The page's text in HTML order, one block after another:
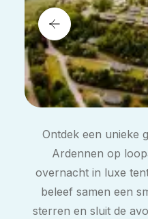
Ontdek een unieke
Ardennen op
overnacht in luxe
beleef samen een
sterren en sluit de